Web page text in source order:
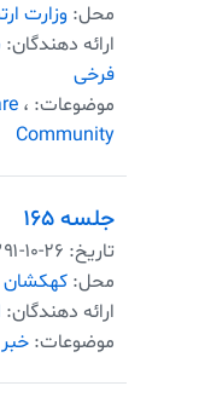
محل: وزارت
ارائه دهندگان:
فرخی
موضوعات: ،
Community
جلسه ۱۶۵
تاریخ: ۱۳۹۱-
محل: کهکشان
ارائه دهندگان:
موضوعات: خبر